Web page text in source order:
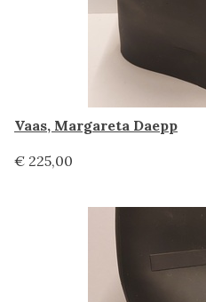
Vaas, Margareta Daepp
€ 225,00